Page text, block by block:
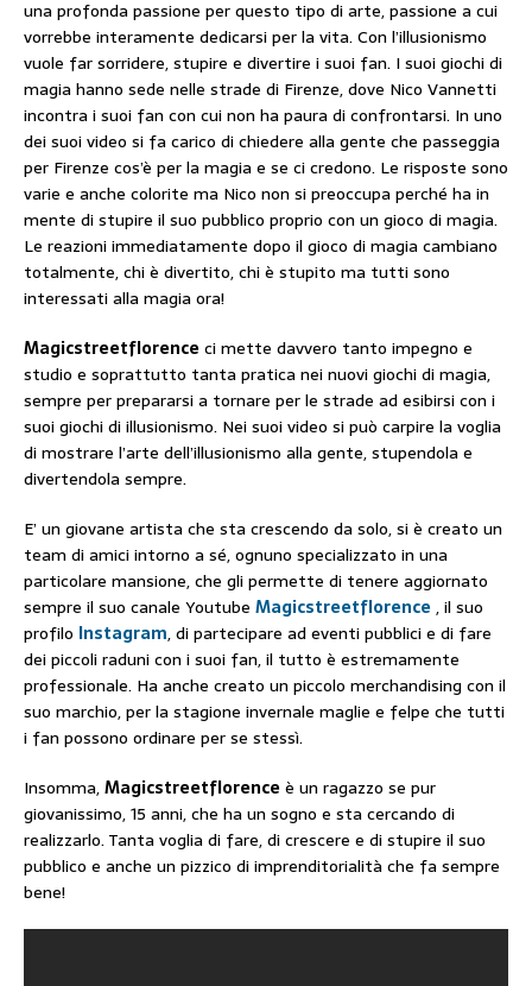
una profonda passione per questo tipo di arte, passione a cui
vorrebbe interamente dedicarsi per la vita. Con l’illusionismo
vuole far sorridere, stupire e divertire i suoi fan. I suoi giochi di
magia hanno sede nelle strade di Firenze, dove Nico Vannetti
incontra i suoi fan con cui non ha paura di confrontarsi. In uno
dei suoi video si fa carico di chiedere alla gente che passeggia
per Firenze cos’è per la magia e se ci credono. Le risposte sono
varie e anche colorite ma Nico non si preoccupa perché ha in
mente di stupire il suo pubblico proprio con un gioco di magia.
Le reazioni immediatamente dopo il gioco di magia cambiano
totalmente, chi è divertito, chi è stupito ma tutti sono
interessati alla magia ora!
Magicstreetflorence ci mette davvero tanto impegno e
studio e soprattutto tanta pratica nei nuovi giochi di magia,
sempre per prepararsi a tornare per le strade ad esibirsi con i
suoi giochi di illusionismo. Nei suoi video si può carpire la voglia
di mostrare l’arte dell’illusionismo alla gente, stupendola e
divertendola sempre.
E’ un giovane artista che sta crescendo da solo, si è creato un
team di amici intorno a sé, ognuno specializzato in una
particolare mansione, che gli permette di tenere aggiornato
sempre il suo canale Youtube Magicstreetflorence , il suo
profilo Instagram, di partecipare ad eventi pubblici e di fare
dei piccoli raduni con i suoi fan, il tutto è estremamente
professionale. Ha anche creato un piccolo merchandising con il
suo marchio, per la stagione invernale maglie e felpe che tutti
i fan possono ordinare per se stessì.
Insomma,Magicstreetflorence è un ragazzo se pur
giovanissimo, 15 anni, che ha un sogno e sta cercando di
realizzarlo. Tanta voglia di fare, di crescere e di stupire il suo
pubblico e anche un pizzico di imprenditorialità che fa sempre
bene!